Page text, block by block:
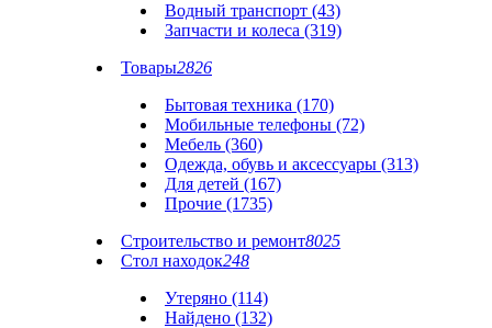
Водный транспорт (43)
Запчасти и колеса (319)
Товары2826
Бытовая техника (170)
Мобильные телефоны (72)
Мебель (360)
Одежда, обувь и аксессуары (313)
Для детей (167)
Прочие (1735)
Строительство и ремонт8025
Стол находок248
Утеряно (114)
Найдено (132)